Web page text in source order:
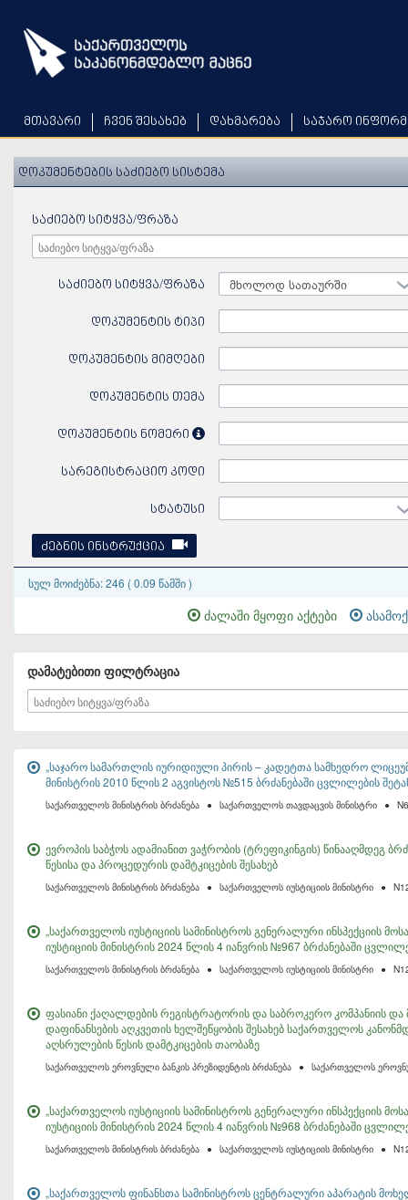
main
content
მთავარი ჩვენ შესახებ დახმარება საჯარო
დოკუმენტების საძიებო სისტემა
საძიებო სიტყვა/ფრაზა
საძიებო სიტყვა/ფრაზა მხოლოდ სათაურში
დოკუმენტის ტიპი
დოკუმენტის მიმღები
დოკუმენტის თემა
დოკუმენტის ნომერი
სარეგისტრაციო კოდი
სტატუსი
ძებნის ინსტრუქცია
სულ მოიძებნა: 246 ( 0.09 წამში )
ძალაში მყოფი აქტები
დამატებითი ფილტრაცია
„საჯარო სამართლის იურიდიული პირის – კადეტთა სამხედრო
მინისტრის 2010 წლის 2 აგვისტოს №515 ბრძანებაში ცვლილების
საქართველოს მინისტრის ბრძანება ● საქართველოს თავდაცვის მინისტრი ●
ევროპის საბჭოს ადამიანით ვაჭრობის (ტრეფიკინგის) წინააღმდეგ
წესისა და პროცედურის დამტკიცების შესახებ
საქართველოს მინისტრის ბრძანება ● საქართველოს იუსტიციის მინისტრი ●
„საქართველოს იუსტიციის სამინისტროს გენერალური ინსპექციის
იუსტიციის მინისტრის 2024 წლის 4 იანვრის №967 ბრძანებაში
საქართველოს მინისტრის ბრძანება ● საქართველოს იუსტიციის მინისტრი ●
ფასიანი ქაღალდების რეგისტრატორის და საბროკერო კომპანიის
დაფინანსების აღკვეთის ხელშეწყობის შესახებ საქართველოს
აღსრულების წესის დამტკიცების თაობაზე
საქართველოს ეროვნული ბანკის პრეზიდენტის ბრძანება ● საქართველოს
„საქართველოს იუსტიციის სამინისტროს გენერალური ინსპექციის
იუსტიციის მინისტრის 2024 წლის 4 იანვრის №968 ბრძანებაში
საქართველოს მინისტრის ბრძანება ● საქართველოს იუსტიციის მინისტრი ●
„საქართველოს ფინანსთა სამინისტროს ცენტრალური აპარატის